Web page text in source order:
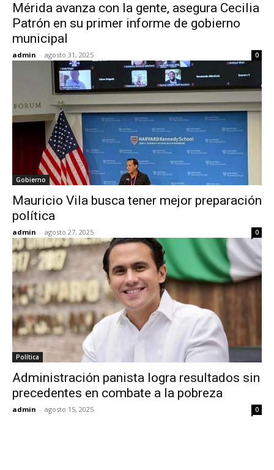
Mérida avanza con la gente, asegura Cecilia
Patrón en su primer informe de gobierno
municipal
admin - agosto 31, 2025 0
Gobierno
Mauricio Vila busca tener mejor preparación
política
admin - agosto 27, 2025 0
Política
Administración panista logra resultados sin
precedentes en combate a la pobreza
admin - agosto 15, 2025 0